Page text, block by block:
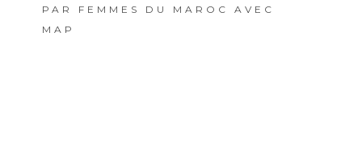
PAR FEMMES DU MAROC AVEC
MAP